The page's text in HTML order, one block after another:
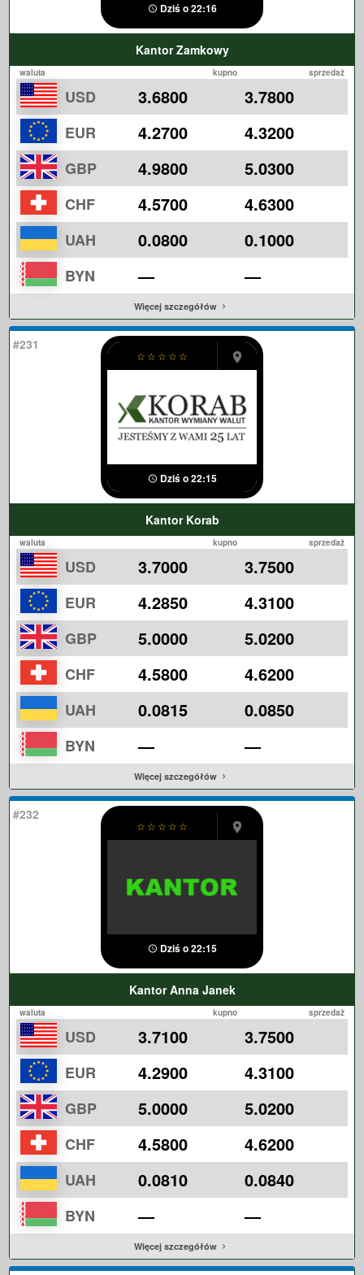
Dziś o 22:16
Kantor Zamkowy
waluta kupno sprzedaż
USD 3.6800 3.7800
EUR 4.2700 4.3200
GBP 4.9800 5.0300
CHF 4.5700 4.6300
UAH 0.0800 0.1000
BYN — —
Więcej szczegółów
#231
☆
☆
☆
☆
☆
Dziś o 22:15
Kantor Korab
waluta kupno sprzedaż
USD 3.7000 3.7500
EUR 4.2850 4.3100
GBP 5.0000 5.0200
CHF 4.5800 4.6200
UAH 0.0815 0.0850
BYN — —
Więcej szczegółów
#232
☆
☆
☆
☆
☆
Dziś o 22:15
Kantor Anna Janek
waluta kupno sprzedaż
USD 3.7100 3.7500
EUR 4.2900 4.3100
GBP 5.0000 5.0200
CHF 4.5800 4.6200
UAH 0.0810 0.0840
BYN — —
Więcej szczegółów